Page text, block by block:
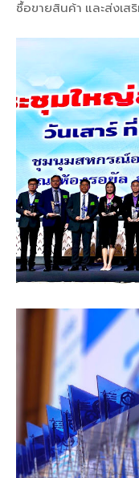
ซื้อขายสินค้า และส่งเส